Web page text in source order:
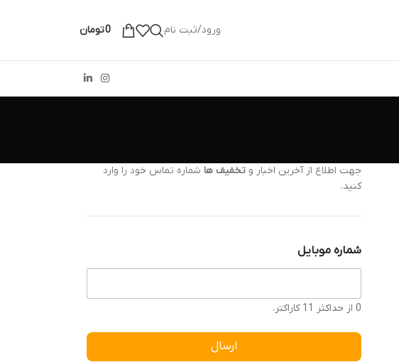
ورود/ثبت نام 0تومان
جهت اطلاع از آخرین اخبار و تخفیف ها شماره تماس خود را وارد
کنید.
شماره موبایل
0 از حداکثر 11 کاراکتر.
ارسال